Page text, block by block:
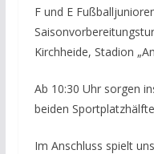
F und E
Kirchheide, Stadion
Ab 10:30 Uhr sorgen
beiden
Im Anschluss spielt